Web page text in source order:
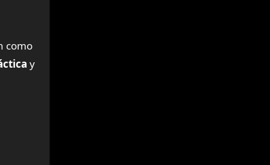
como
y